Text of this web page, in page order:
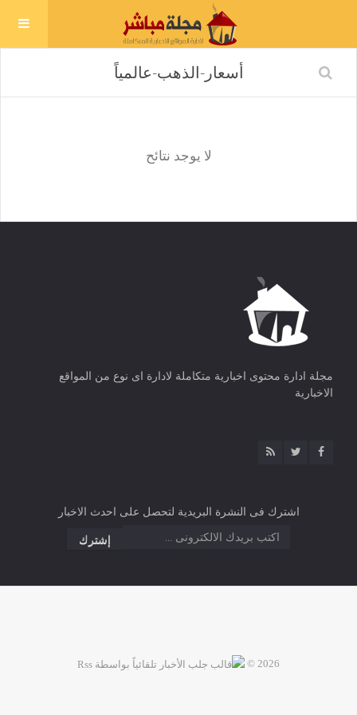
لا يوجد نتائح
مجلة ادارة محتوى اخبارية متكاملة لادارة اى نوع من المواقع
الاخبارية
اشترك فى النشرة البريدية لتحصل على احدث الاخبار
2026 ©